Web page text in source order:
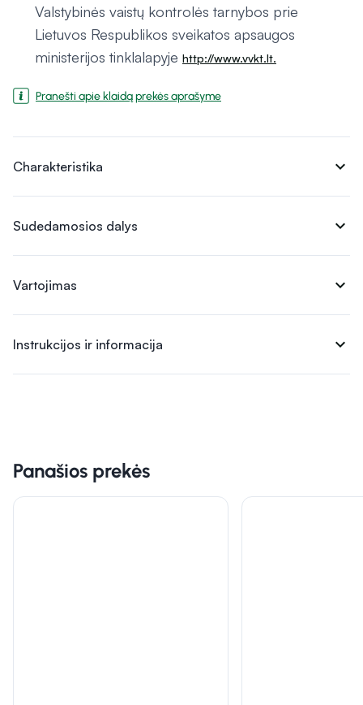
Valstybinės vaistų kontrolės tarnybos prie
Lietuvos Respublikos sveikatos apsaugos
ministerijos tinklalapyje http://www.vvkt.lt.
Pranešti apie klaidą prekės aprašyme
Charakteristika expand_more
Sudedamosios dalys expand_more
Vartojimas expand_more
Instrukcijos ir informacija expand_more
Panašios prekės